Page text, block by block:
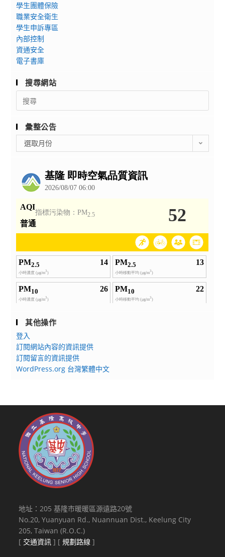
學生團體保險
職業安全衛生
學生申訴專區
內部控制
資通安全
電子書庫
搜尋網站
Search
for:
彙整公告
整
選取月份
其他操作
登入
訂閱網站內容的資訊提供
訂閱留言的資訊提供
WordPress.org 台灣繁體中文
地址：205 基隆市暖暖區源遠路20號
No.20, Yuanyuan Rd., Nuannuan Dist., Keelung City
205, Taiwan (R.O.C.)
[ 交通資訊 ] [規劃路線 ]